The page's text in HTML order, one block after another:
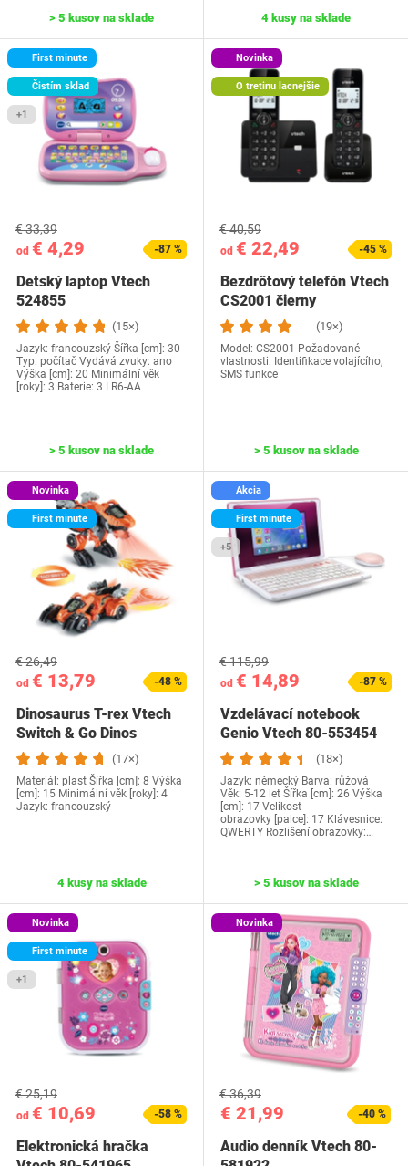
> 5 kusov na sklade 4 kusy na sklade
First minute
Čistím sklad
+1
od € 4,29
€ 33,39
-87 %
Detský laptop Vtech
‎524855
(15×)
Jazyk: francouzský Šířka [cm]: 30
Typ: počítač Vydává zvuky: ano
Výška [cm]: 20 Minimální věk
[roky]: 3 Baterie: 3 LR6-AA
> 5 kusov na sklade
Novinka
O tretinu lacnejšie
od € 22,49
€ 40,59
-45 %
Bezdrôtový telefón Vtech
CS2001 čierny
(19×)
Model: CS2001 Požadované
vlastnosti: Identifikace volajícího,
SMS funkce
> 5 kusov na sklade
Novinka
First minute
od € 13,79
€ 26,49
-48 %
Dinosaurus T-rex Vtech
Switch & Go Dinos
(17×)
Materiál: plast Šířka [cm]: 8 Výška
[cm]: 15 Minimální věk [roky]: 4
Jazyk: francouzský
4 kusy na sklade
Akcia
First minute
+5
od € 14,89
€ 115,99
-87 %
Vzdelávací notebook
Genio Vtech ‎80-553454
(18×)
Jazyk: německý Barva: růžová
Věk: 5-12 let Šířka [cm]: 26 Výška
[cm]: 17 Velikost
obrazovky [palce]: 17 Klávesnice:
QWERTY Rozlišení obrazovky‎:…
> 5 kusov na sklade
Novinka
First minute
+1
od € 10,69
€ 25,19
-58 %
Elektronická hračka
Novinka
€ 21,99
€ 36,39
-40 %
Audio denník Vtech 80-